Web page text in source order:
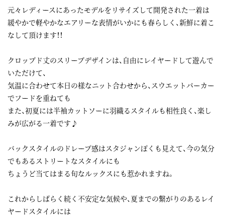
元々レディースにあったモデルをリサイズして開発された一着は
緩やかで軽やかなエアリーな表情がいかにも春らしく、新鮮に着こ
なして頂けます！！
クロップド丈のスリーブデザインは、自由にレイヤードして遊んで
いただけて、
気温に合わせて本日の様なニット合わせから、スウエットパーカー
でフードを重ねても
また、初夏には半袖カットソーに羽織るスタイルも相性良く、楽し
みが広がる一着です♪
バックスタイルのドレープ感はスタジャンぽくも見えて、今の気分
でもあるストリートなスタイルにも
ちょうど当てはまる旬なルックスにも惹かれますね。
これからしばらく続く不安定な気候や、夏までの繋がりのあるレイ
ヤードスタイルには